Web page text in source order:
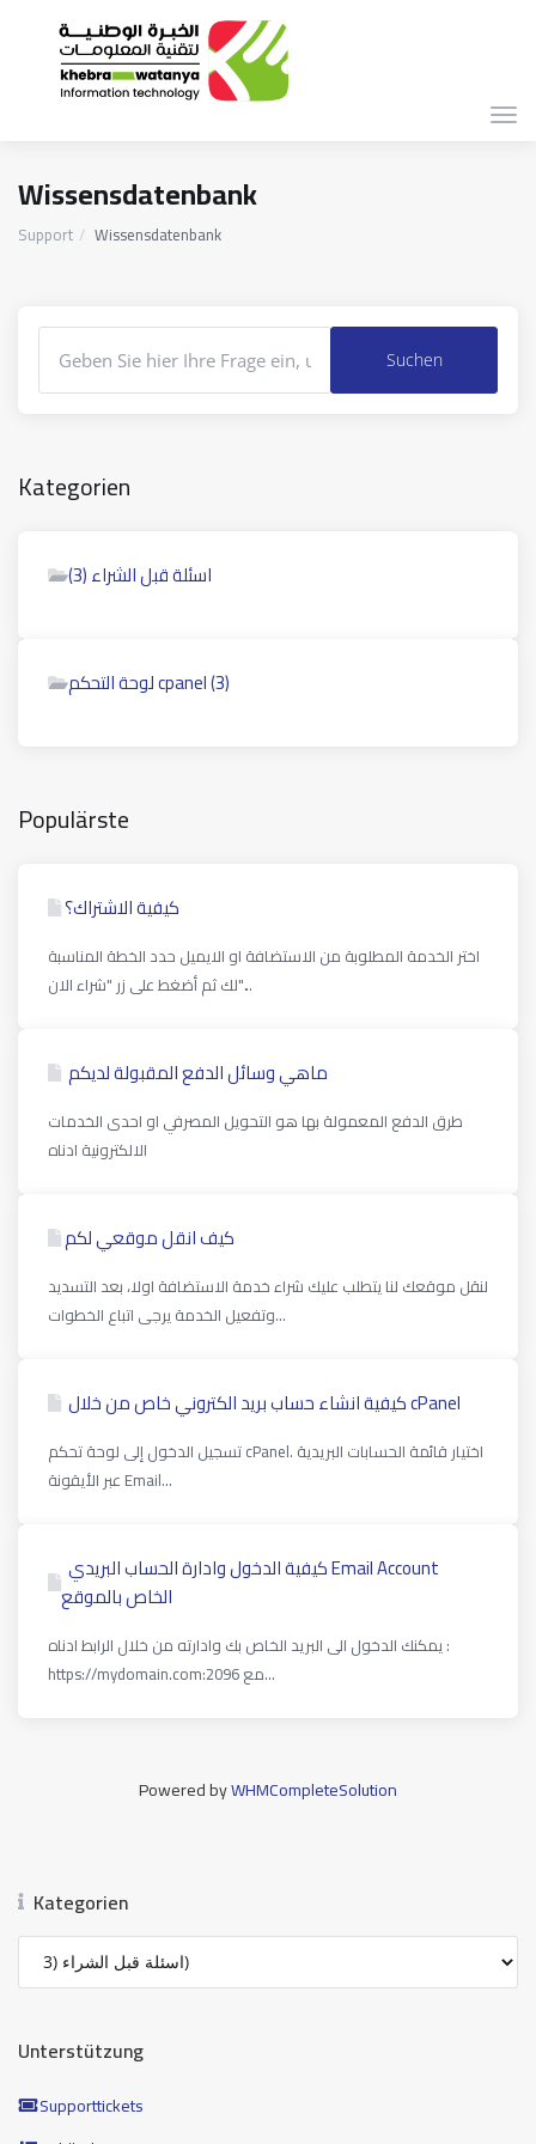
Wissensdatenbank
Support Wissensdatenbank
Kategorien
Unterstützung
Supporttickets
Kategorien
اسئلة قبل الشراء (3)
لوحة التحكم cpanel (3)
Populärste
كيفية الاشتراك؟
اختر الخدمة المطلوبة من الاستضافة او الايميل حدد الخطة المناسبة
لك ثم أضغط على زر "شراء الان"...
ماهي وسائل الدفع المقبولة لديكم
طرق الدفع المعمولة بها هو التحويل المصرفي او احدى الخدمات
كيف انقل موقعي لكم
لنقل موقعك لنا يتطلب عليك شراء خدمة الاستضافة اولا، بعد التسديد
وتفعيل الخدمة يرجى اتباع الخطوات...
كیفیة انشاء حساب بريد الكتروني خاص من خلال cPanel
تسجيل الدخول إلى لوحة تحكم cPanel. اختيار قائمة الحسابات البريدية
عبر الأيقونة Email...
الخاص بالموقع
يمكنك الدخول الى البريد الخاص بك وادارته من خلال الرابط ادناه :
https://mydomain.com:2096 مع...
Powered byWHMCompleteSolution